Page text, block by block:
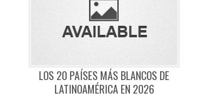
LOS 20 PAÍSES MÁS BLANCOS DE
LATINOAMÉRICA EN 2026